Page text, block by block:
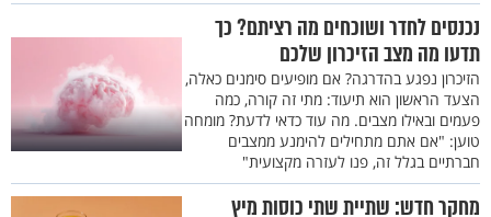
נכנסים לחדר ושוכחים מה רציתם? כך
תדעו מה מצב הזיכרון שלכם
הזיכרון נפגע בהדרגה? אם מופיעים סימנים כאלה,
הצעד הראשון הוא תיעוד: מתי זה קורה, כמה
פעמים ובאילו מצבים. מה עוד כדאי לדעת? מומחה
טוען: "אם אתם מתחילים להימנע ממצבים
חברתיים בגלל זה, פנו לעזרה מקצועית"
מחקר חדש: ​שתיית שתי כוסות מיץ